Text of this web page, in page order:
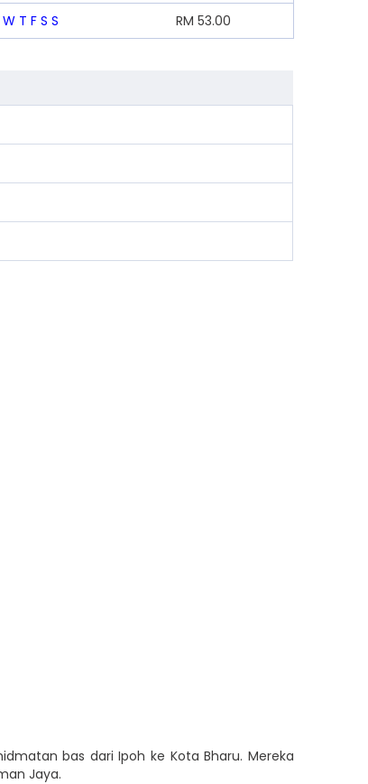
W T F S S RM 53.00
bas dari Ipoh ke Kota Bharu. Mereka
Jaya.